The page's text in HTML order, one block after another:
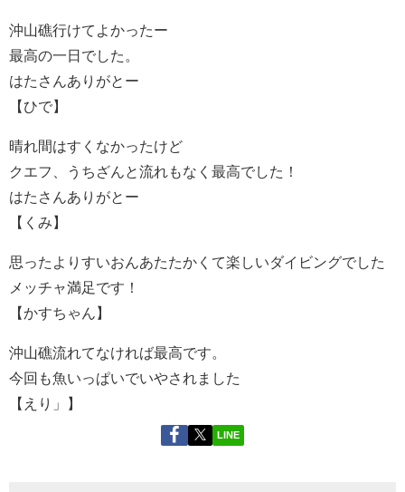
沖山礁行けてよかったー
最高の一日でした。
はたさんありがとー
【ひで】
晴れ間はすくなかったけど
クエフ、うちざんと流れもなく最高でした！
はたさんありがとー
【くみ】
思ったよりすいおんあたたかくて楽しいダイビングでした
メッチャ満足です！
【かすちゃん】
沖山礁流れてなければ最高です。
今回も魚いっぱいでいやされました
【えり」】
LINE